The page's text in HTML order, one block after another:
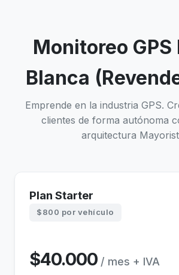
Monitoreo GPS
Blanca
Emprende en la industria GPS.
clientes de forma autónoma
arquitectura
Plan Starter
$800 por vehículo
$40.000 / mes + IVA